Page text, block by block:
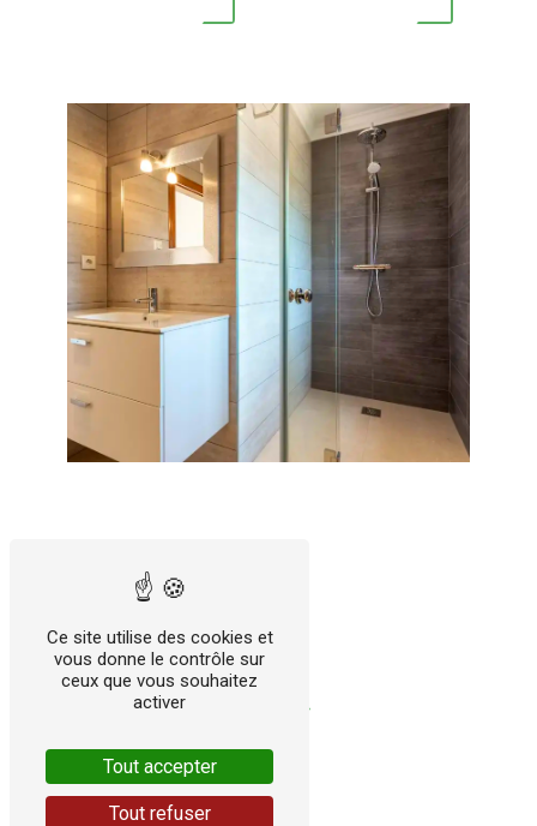
Ce site utilise des cookies et
vous donne le contrôle sur
ceux que vous souhaitez
activer
Tout accepter
Tout refuser